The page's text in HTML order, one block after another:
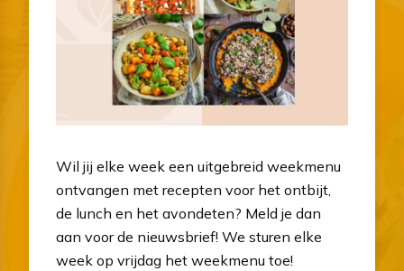
Wil jij elke week een uitgebreid weekmenu
ontvangen met recepten voor het ontbijt,
de lunch en het avondeten? Meld je dan
aan voor de nieuwsbrief! We sturen elke
week op vrijdag het weekmenu toe!